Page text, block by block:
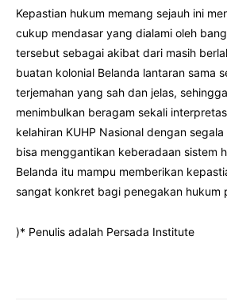
Kepastian hukum memang sejauh ini
cukup mendasar yang dialami oleh
tersebut sebagai akibat dari masih
buatan kolonial Belanda lantaran sama
terjemahan yang sah dan jelas,
menimbulkan beragam sekali
kelahiran KUHP Nasional dengan
bisa menggantikan keberadaan sistem
Belanda itu mampu memberikan
sangat konkret bagi penegakan hukum
)* Penulis adalah Persada Institute